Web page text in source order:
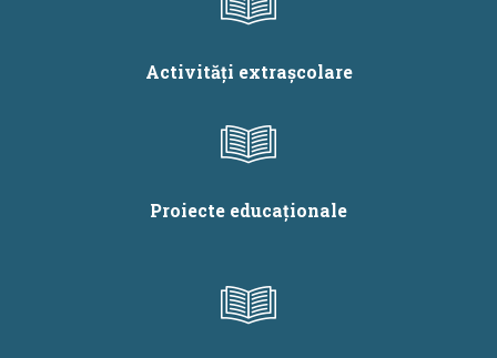
Activități extrașcolare
Proiecte educaționale